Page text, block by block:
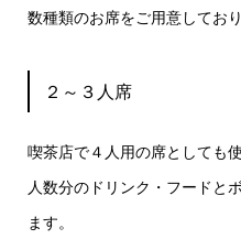
数種類のお席をご用意しており
２～３人席
喫茶店で４人用の席としても
人数分のドリンク・フードと
ます。